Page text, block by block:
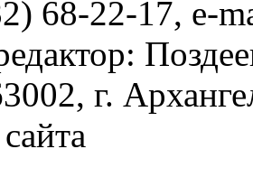
68-22-17, e-
г.